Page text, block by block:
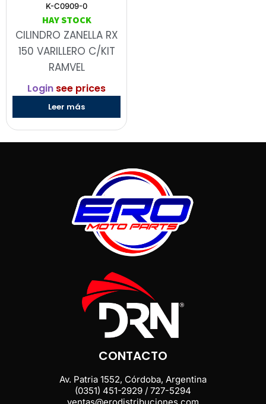
K-C0909-0
HAY STOCK
CILINDRO ZANELLA RX
150 VARILLERO C/KIT
RAMVEL
Login see prices
Leer más
CONTACTO
Av. Patria 1552, Córdoba, Argentina
(0351) 451-2929 / 727-5294
ventas@erodistribuciones.com